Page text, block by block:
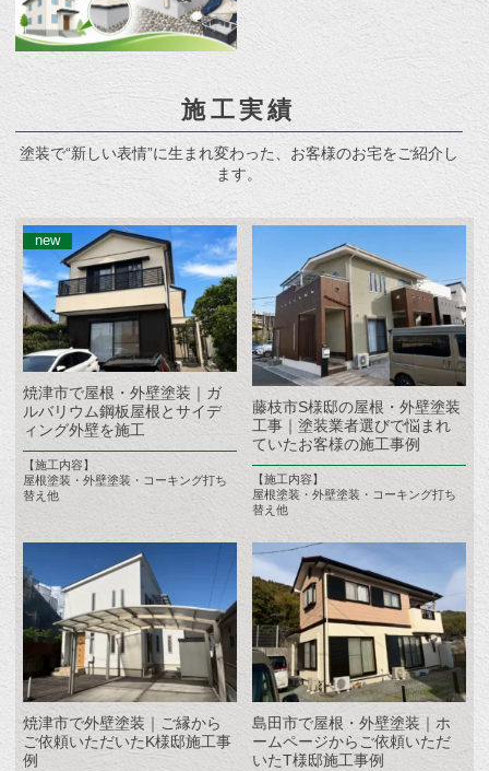
施工実績
塗装で“新しい表情”に生まれ変わった、お客様のお宅をご紹介し
ます。
焼津市で屋根・外壁塗装｜ガ
ルバリウム鋼板屋根とサイデ
ィング外壁を施工
【施工内容】
屋根塗装・外壁塗装・コーキング打ち
替え他
藤枝市S様邸の屋根・外壁塗装
工事｜塗装業者選びで悩まれ
ていたお客様の施工事例
【施工内容】
屋根塗装・外壁塗装・コーキング打ち
替え他
焼津市で外壁塗装｜ご縁から
ご依頼いただいたK様邸施工事
例
島田市で屋根・外壁塗装｜ホ
ームページからご依頼いただ
いたT様邸施工事例